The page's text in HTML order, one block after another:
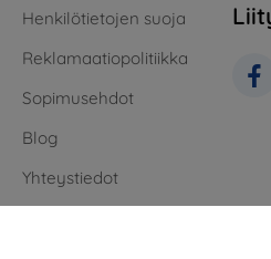
Henkilötietojen suoja
Reklamaatiopolitiikka
Sopimusehdot
Blog
Yhteystiedot